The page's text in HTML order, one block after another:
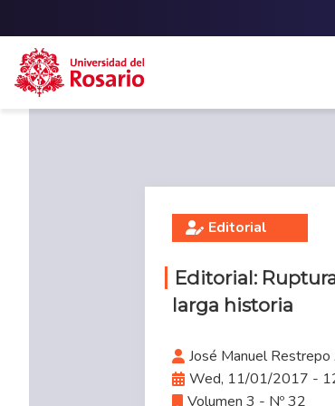
Editorial
Editorial:
larga historia
José Manuel Restrepo
Wed, 11/01/2017 -
Volumen 3 - Nº 32